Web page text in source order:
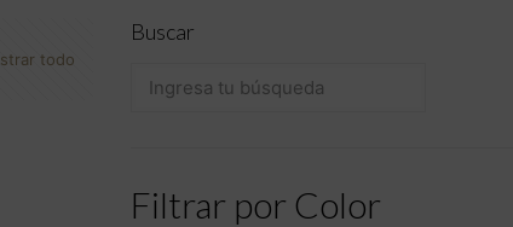
todo
Buscar
Filtrar por Color